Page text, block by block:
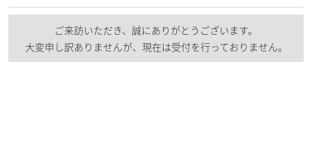
ご来訪いただき、誠にありがとうございます。
大変申し訳ありませんが、現在は受付を行っておりません。